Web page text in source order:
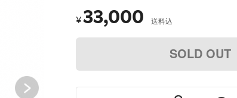
¥33,000 送料込
SOLD OUT